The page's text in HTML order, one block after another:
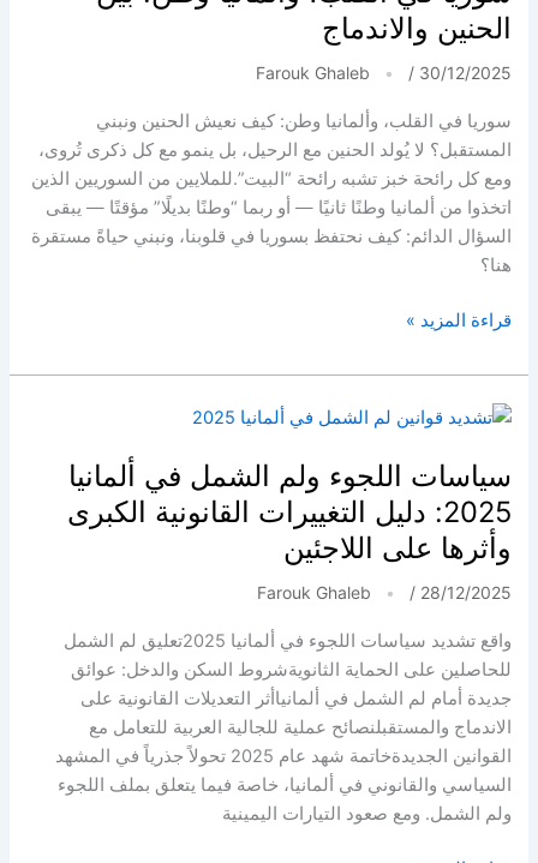
شراء
منزل
في
الحنين والاندماج
Farouk Ghaleb / 30/12/2025
سوريا في القلب، وألمانيا وطن: كيف نعيش الحنين ونبني
المستقبل؟ لا يُولد الحنين مع الرحيل، بل ينمو مع كل ذكرى تُروى،
ومع كل رائحة خبز تشبه رائحة “البيت”.للملايين من السوريين الذين
اتخذوا من ألمانيا وطنًا ثانيًا — أو ربما “وطنًا بديلًا” مؤقتًا — يبقى
السؤال الدائم: كيف نحتفظ بسوريا في قلوبنا، ونبني حياةً مستقرة
هنا؟
سوريا
القلب،
وألمانيا
الحنين
والاندماج
قراءة المزيد »
سياسات اللجوء ولم الشمل في ألمانيا
2025: دليل التغييرات القانونية الكبرى
وأثرها على اللاجئين
Farouk Ghaleb / 28/12/2025
واقع تشديد سياسات اللجوء في ألمانيا 2025تعليق لم الشمل
للحاصلين على الحماية الثانويةشروط السكن والدخل: عوائق
جديدة أمام لم الشمل في ألمانياأثر التعديلات القانونية على
الاندماج والمستقبلنصائح عملية للجالية العربية للتعامل مع
القوانين الجديدةخاتمة شهد عام 2025 تحولاً جذرياً في المشهد
السياسي والقانوني في ألمانيا، خاصة فيما يتعلق بملف اللجوء
ولم الشمل. ومع صعود التيارات اليمينية